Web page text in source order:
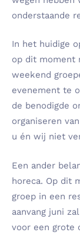
onderstaande
In het huidige
op dit moment
weekend
evenement te
de benodigde
organiseren
u én wij niet
Een ander
horeca. Op dit
groep in een
aanvang juni
voor een grote